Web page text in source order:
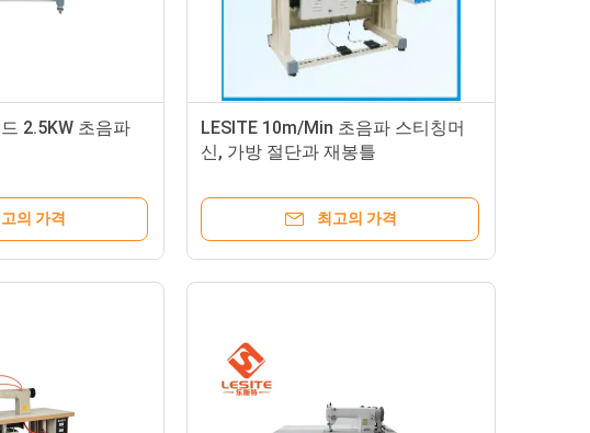
2.5KW 초음파
의 가격
LESITE 10m/Min 초음파 스티칭머
신, 가방 절단과 재봉틀
최고의 가격